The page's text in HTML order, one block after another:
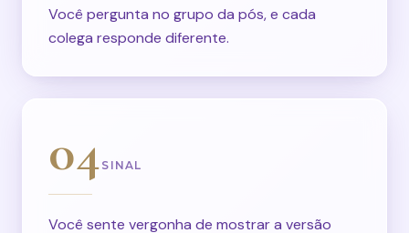
Você pergunta no grupo da pós, e cada
colega responde diferente.
04 SINAL
Você sente vergonha de mostrar a versão